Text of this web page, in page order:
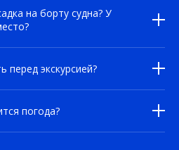
на борту судна? У
перед экскурсией?
погода?